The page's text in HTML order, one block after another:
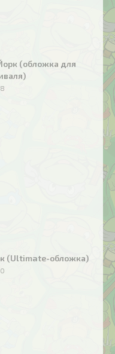
(обложка для
(Ultimate-обложка)